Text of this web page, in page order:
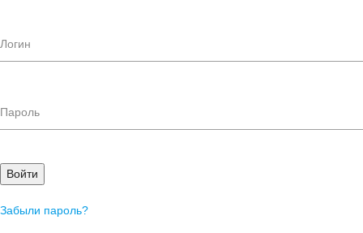
Войти
Забыли пароль?